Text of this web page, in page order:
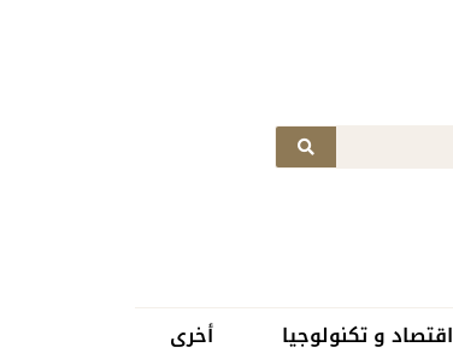
اقتصاد و تكنولوجيا أخرى